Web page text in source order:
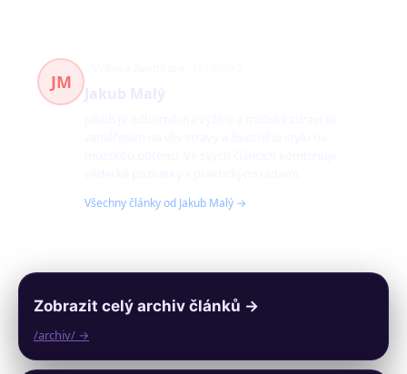
JM
Všechny články od Jakub Malý →
Zobrazit celý archiv článků →
/archiv/ →